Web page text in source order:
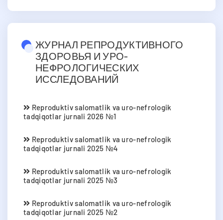
ЖУРНАЛ РЕПРОДУКТИВНОГО
ЗДОРОВЬЯ И УРО-
НЕФРОЛОГИЧЕСКИХ
ИССЛЕДОВАНИЙ
Reproduktiv salomatlik va uro-nefrologik
tadqiqotlar jurnali 2026 №1
Reproduktiv salomatlik va uro-nefrologik
tadqiqotlar jurnali 2025 №4
Reproduktiv salomatlik va uro-nefrologik
tadqiqotlar jurnali 2025 №3
Reproduktiv salomatlik va uro-nefrologik
tadqiqotlar jurnali 2025 №2